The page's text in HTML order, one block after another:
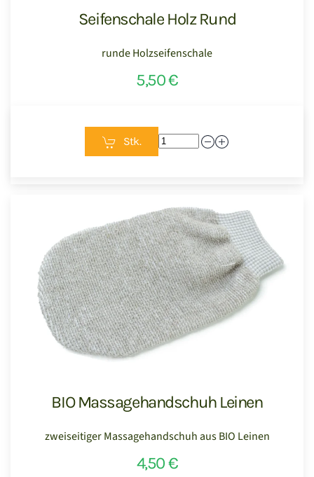
Seifenschale Holz Rund
runde Holzseifenschale
5,50 €
Stk.
BIO Massagehandschuh Leinen
zweiseitiger Massagehandschuh aus BIO Leinen
4,50 €